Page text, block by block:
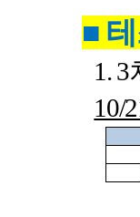
■
1. 3
10/